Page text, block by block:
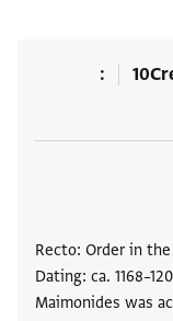
10
Recto: Order in
Dating: ca.
Maimonides was